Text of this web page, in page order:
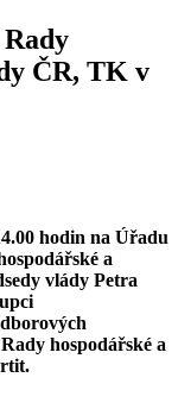
Rady
ČR, TK v
hodin na Úřadu
a
vlády Petra
hospodářské a